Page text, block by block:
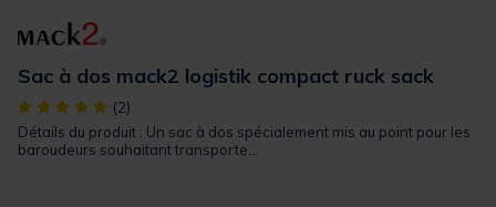
Sac à dos mack2 logistik compact ruck sack
[object Object] out of 5 Customer Rating
(2)
Détails du produit : Un sac à dos spécialement mis au point pour les
baroudeurs souhaitant transporte...